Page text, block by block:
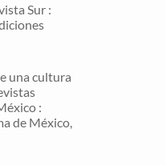
Sur :
una cultura
:
de México,